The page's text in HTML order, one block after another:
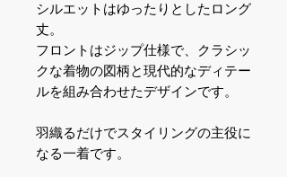
シルエットはゆったりとしたロング
丈。
フロントはジップ仕様で、クラシッ
クな着物の図柄と現代的なディテー
ルを組み合わせたデザインです。
羽織るだけでスタイリングの主役に
なる一着です。